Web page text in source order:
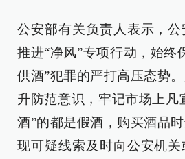
公安部有关负责人表示，公
推进“净风”专项行动，始终
供酒”犯罪的严打高压态势
升防范意识，牢记市场上凡
酒”的都是假酒，购买酒品
现可疑线索及时向公安机